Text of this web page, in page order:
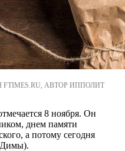
FTIMES.RU, АВТОР ИППОЛИТ
8 ноября. Он
днем памяти
а потому сегодня